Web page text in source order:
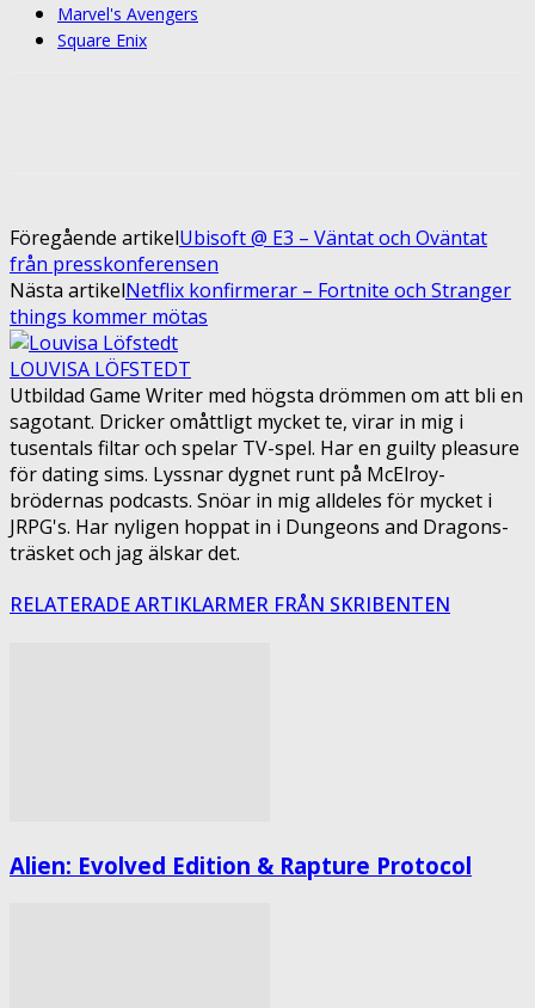
Marvel's Avengers
Square Enix
Föregående artikelUbisoft @ E3 – Väntat och Oväntat
från presskonferensen
Nästa artikelNetflix konfirmerar – Fortnite och Stranger
things kommer mötas
LOUVISA LÖFSTEDT
Utbildad Game Writer med högsta drömmen om att bli en
sagotant. Dricker omåttligt mycket te, virar in mig i
tusentals filtar och spelar TV-spel. Har en guilty pleasure
för dating sims. Lyssnar dygnet runt på McElroy-
brödernas podcasts. Snöar in mig alldeles för mycket i
JRPG's. Har nyligen hoppat in i Dungeons and Dragons-
träsket och jag älskar det.
RELATERADE ARTIKLARMER FRÅN SKRIBENTEN
Alien: Evolved Edition & Rapture Protocol